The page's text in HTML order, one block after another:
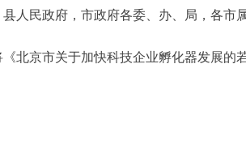
县人民政府，市政府各委、办、局，各市
北京市关于加快科技企业孵化器发展的